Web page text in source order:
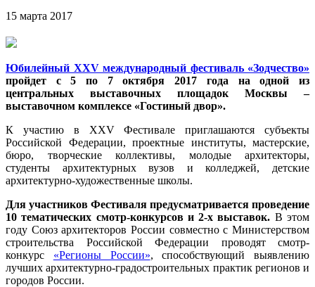
15 марта 2017
Юбилейный XXV международный фестиваль «Зодчество»
пройдет с 5 по 7 октября 2017 года на одной из
центральных выставочных площадок Москвы –
выставочном комплексе «Гостиный двор».
К участию в XXV Фестивале приглашаются субъекты
Российской Федерации, проектные институты, мастерские,
бюро, творческие коллективы, молодые архитекторы,
студенты архитектурных вузов и колледжей, детские
архитектурно-художественные школы.
Для участников Фестиваля предусматривается проведение
10 тематических смотр-конкурсов и 2-х выставок. В этом
году Союз архитекторов России совместно с Министерством
строительства Российской Федерации проводят смотр-
конкурс «Регионы России», способствующий выявлению
лучших архитектурно-градостроительных практик регионов и
городов России.